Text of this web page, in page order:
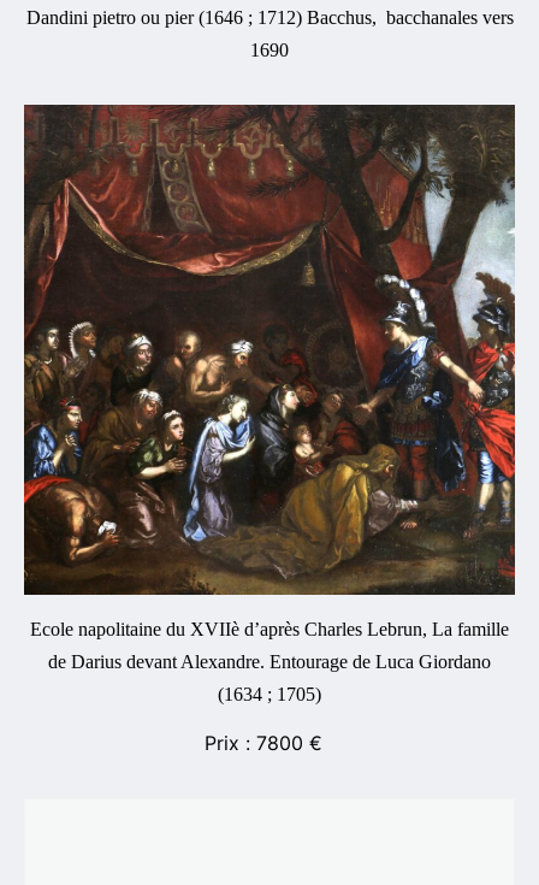
Dandini pietro ou pier (1646 ; 1712) Bacchus, bacchanales vers
1690
Ecole napolitaine du XVIIè d’après Charles Lebrun, La famille
de Darius devant Alexandre. Entourage de Luca Giordano
(1634 ; 1705)
7800 €